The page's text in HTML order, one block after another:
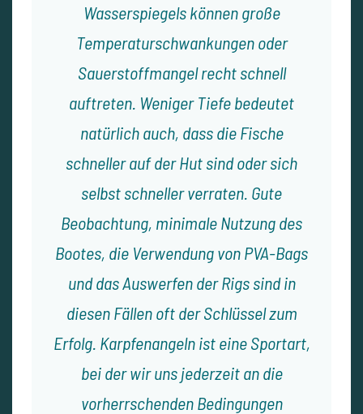
Wasserspiegels können große
Temperaturschwankungen oder
Sauerstoffmangel recht schnell
auftreten. Weniger Tiefe bedeutet
natürlich auch, dass die Fische
schneller auf der Hut sind oder sich
selbst schneller verraten. Gute
Beobachtung, minimale Nutzung des
Bootes, die Verwendung von PVA-Bags
und das Auswerfen der Rigs sind in
diesen Fällen oft der Schlüssel zum
Erfolg. Karpfenangeln ist eine Sportart,
bei der wir uns jederzeit an die
vorherrschenden Bedingungen